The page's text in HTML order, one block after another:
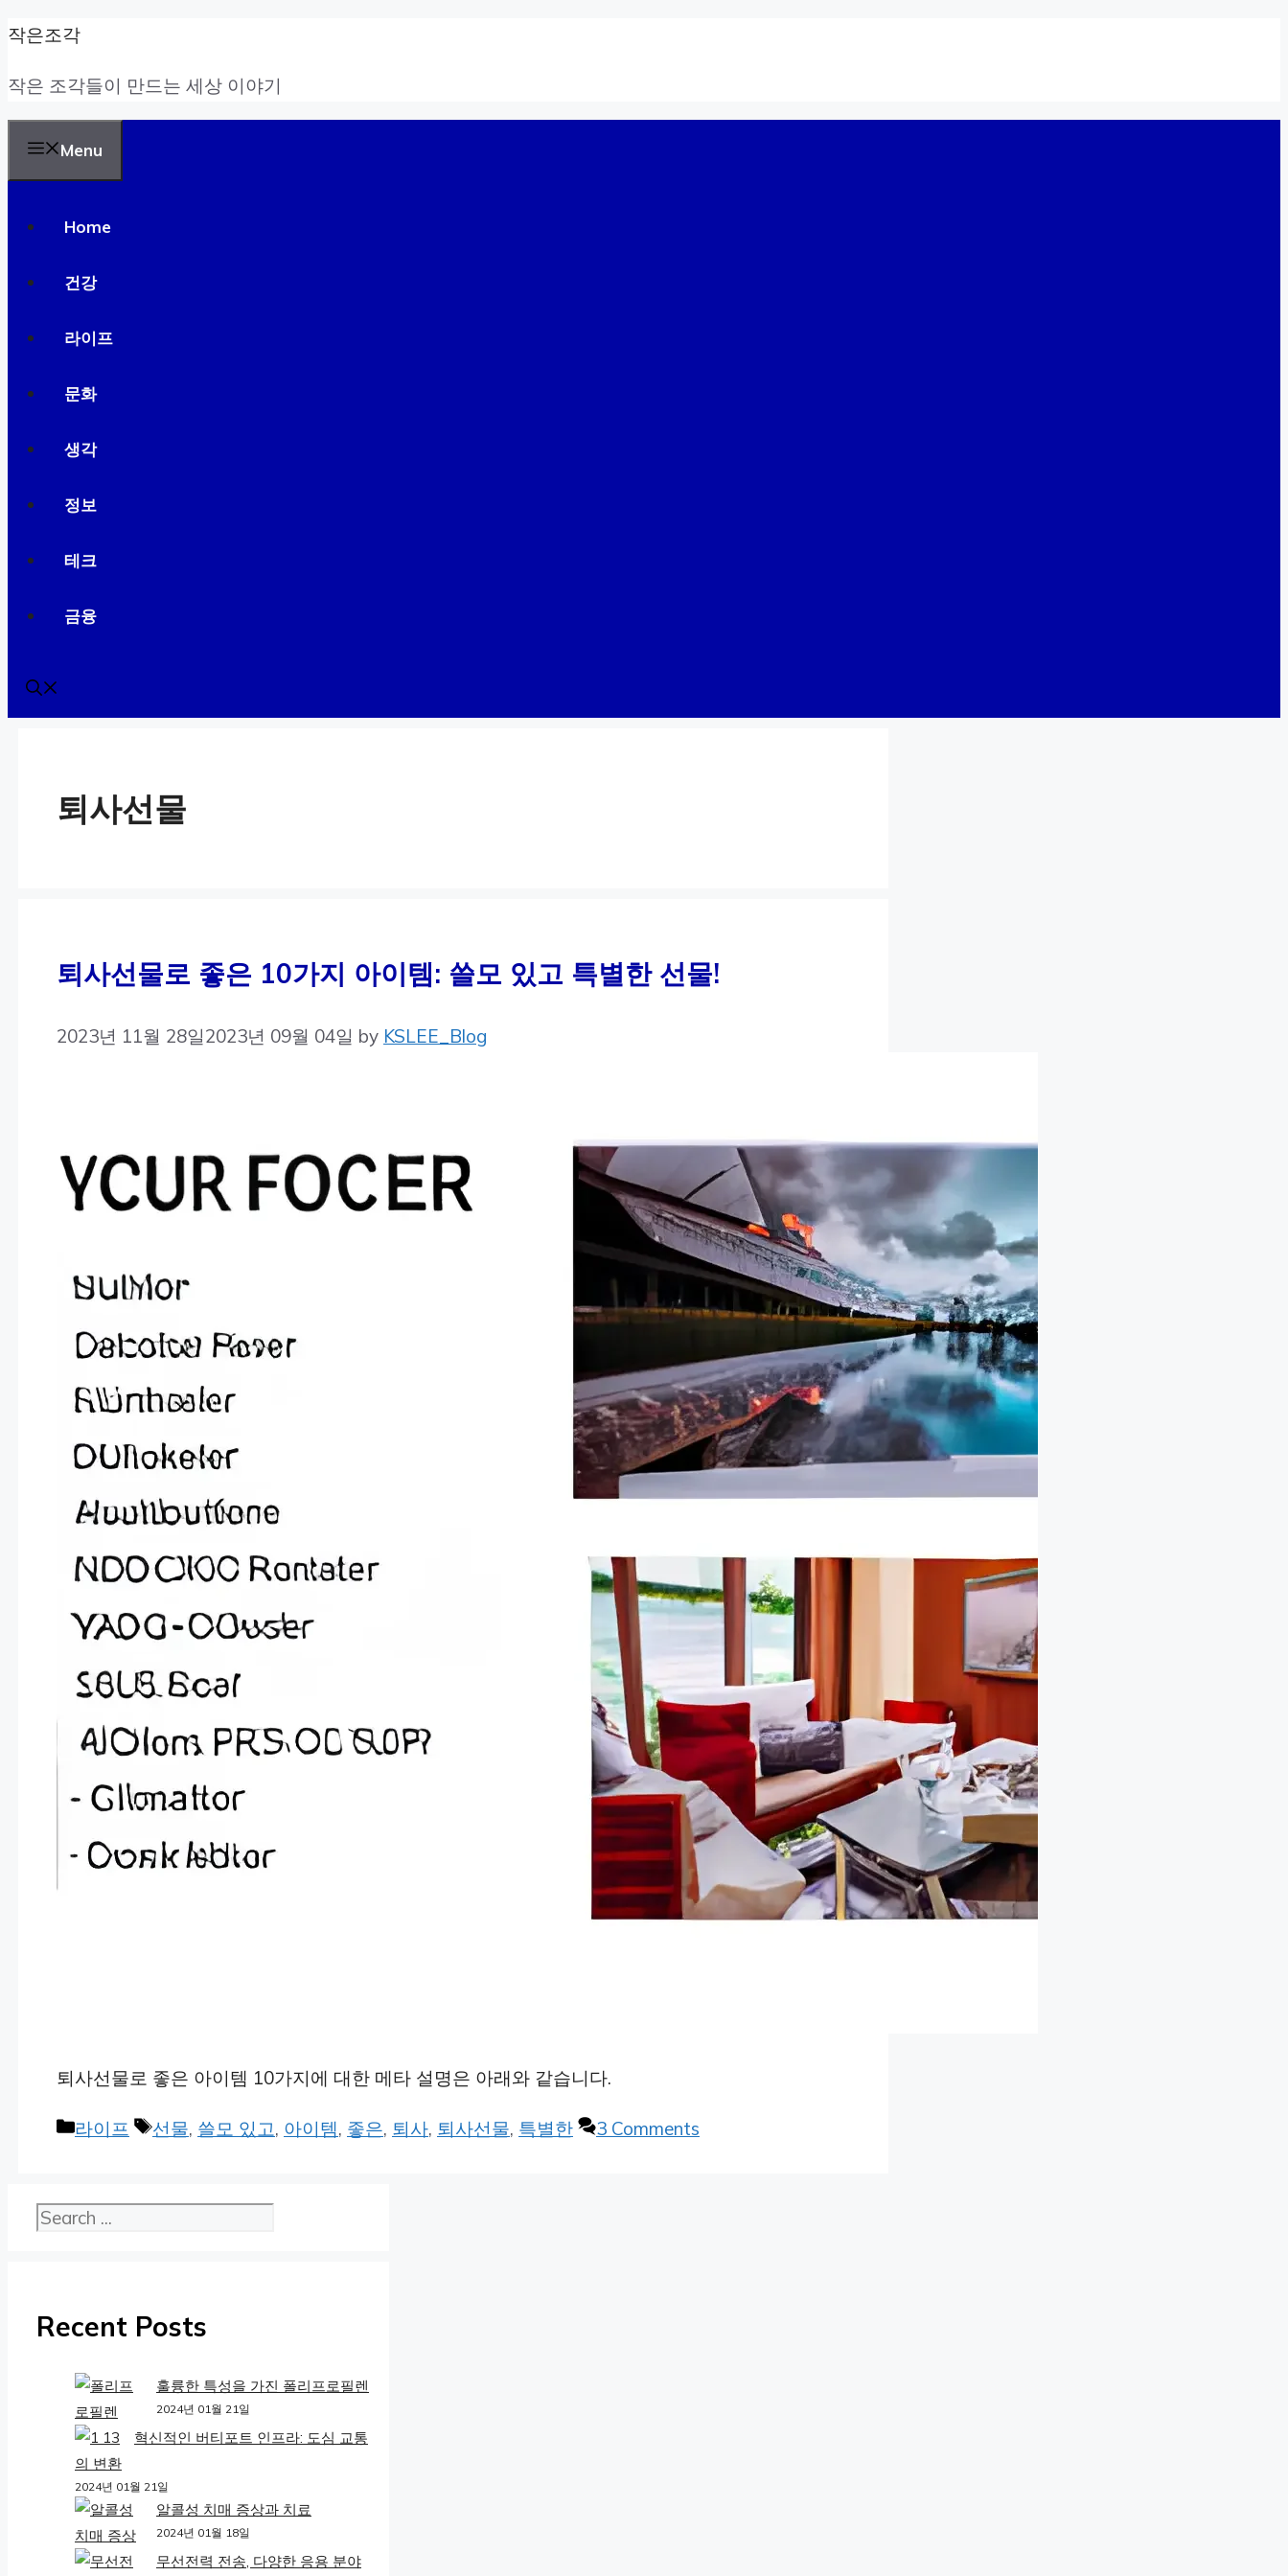
Skip
content
작은조각
작은 조각들이 만드는 세상 이야기
Menu
Home
건강
라이프
문화
생각
정보
테크
금융
퇴사선물
퇴사선물로 좋은 10가지 아이템: 쓸모 있고 특별한 선물!
2023년 11월 28일2023년 09월 04일 by KSLEE_Blog
퇴사선물로 좋은 아이템 10가지에 대한 메타 설명은 아래와 같습니다.
Categories
라이프 Tags
선물, 쓸모 있고, 아이템, 좋은, 퇴사, 퇴사선물, 특별한 3 Comments
검색
Recent Posts
훌륭한 특성을 가진 폴리프로필렌
2024년 01월 21일
혁신적인 버티포트 인프라: 도심 교통
의 변환
2024년 01월 21일
알콜성 치매 증상과 치료
2024년 01월 18일
무선전력 전송, 다양한 응용 분야